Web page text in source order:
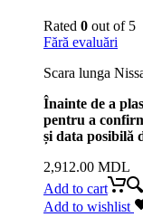
Rated 0 out of 5
Fără evaluări
Scara lunga
Înainte de a
pentru a
și data posibilă
2,912.00 MDL
Add to cart
Add to wishlist